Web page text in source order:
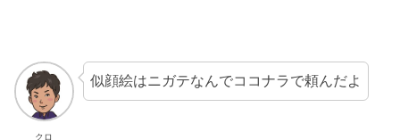
クロ
似顔絵はニガテなんでココナラで頼んだよ